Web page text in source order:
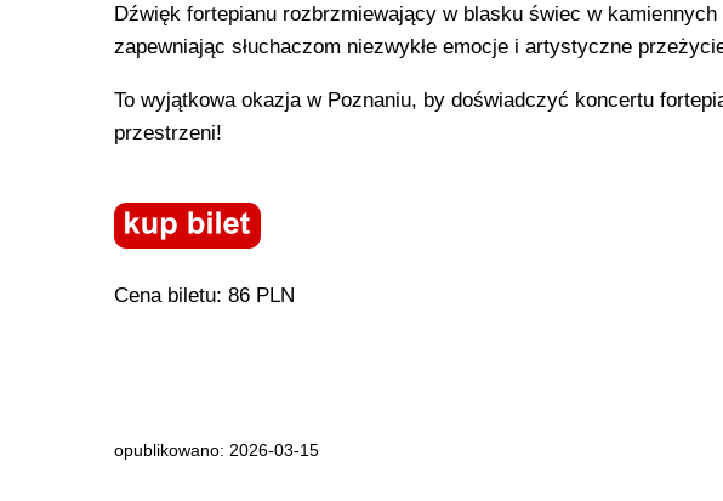
Dźwięk fortepianu rozbrzmiewający w blasku świec w
zapewniając słuchaczom niezwykłe emocje i artystyczne
To wyjątkowa okazja w Poznaniu, by doświadczyć koncertu
przestrzeni!
Cena biletu: 86 PLN
opublikowano: 2026-03-15